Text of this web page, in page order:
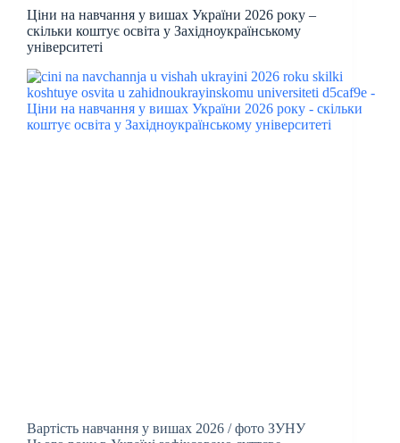
Ціни на навчання у вишах України 2026 року –
скільки коштує освіта у Західноукраїнському
університеті
Вартість навчання у вишах 2026 / фото ЗУНУ